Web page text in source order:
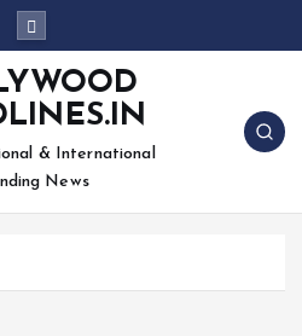
& International
News